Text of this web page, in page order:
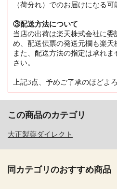
（荷分れ）でのお届けになる可
③配送方法について
当店の出荷は楽天株式会社に委
め、配送伝票の発送元欄も楽天
また、配送方法の指定は承れ
さい。
上記3点、予めご了承のほどよ
この商品のカテゴリ
大正製薬ダイレクト
同カテゴリのおすすめ商品